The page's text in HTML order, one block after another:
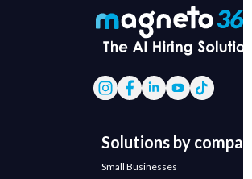
Solutions by company
Small Businesses